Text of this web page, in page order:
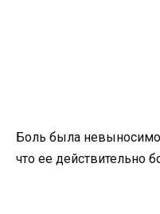
Боль была
что ее действительно